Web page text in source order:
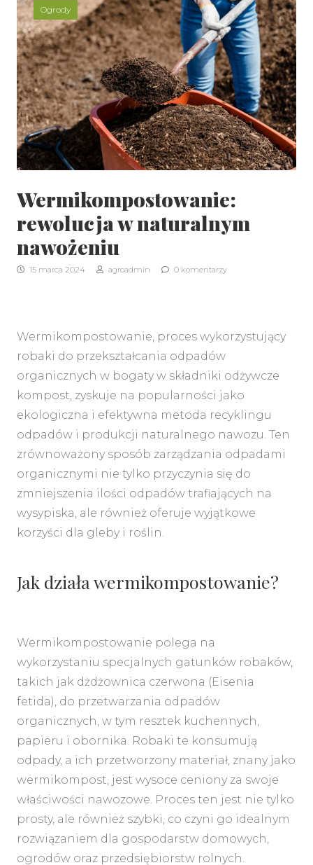
Ogrody
Wermikompostowanie:
rewolucja w naturalnym
nawożeniu
15 marca 2024 agroadmin 0 komentarzy
Wermikompostowanie, proces wykorzystujący
robaki do przekształcania odpadów
organicznych w bogaty w składniki odżywcze
kompost, zyskuje na popularności jako
ekologiczna i efektywna metoda recyklingu
odpadów i produkcji naturalnego nawozu. Ten
zrównoważony sposób zarządzania odpadami
organicznymi nie tylko przyczynia się do
zmniejszenia ilości odpadów trafiających na
wysypiska, ale również oferuje wyjątkowe
korzyści dla gleby i roślin.
Jak działa wermikompostowanie?
Wermikompostowanie polega na
wykorzystaniu specjalnych gatunków robaków,
takich jak dżdżownica czerwona (Eisenia
fetida), do przetwarzania odpadów
organicznych, w tym resztek kuchennych,
papieru i obornika. Robaki te konsumują
odpady, a ich przetworzony materiał, znany jako
wermikompost, jest wysoce ceniony za swoje
właściwości nawozowe. Proces ten jest nie tylko
prosty, ale również szybki, co czyni go idealnym
rozwiązaniem dla gospodarstw domowych,
ogrodów oraz przedsiębiorstw rolnych.
MENU